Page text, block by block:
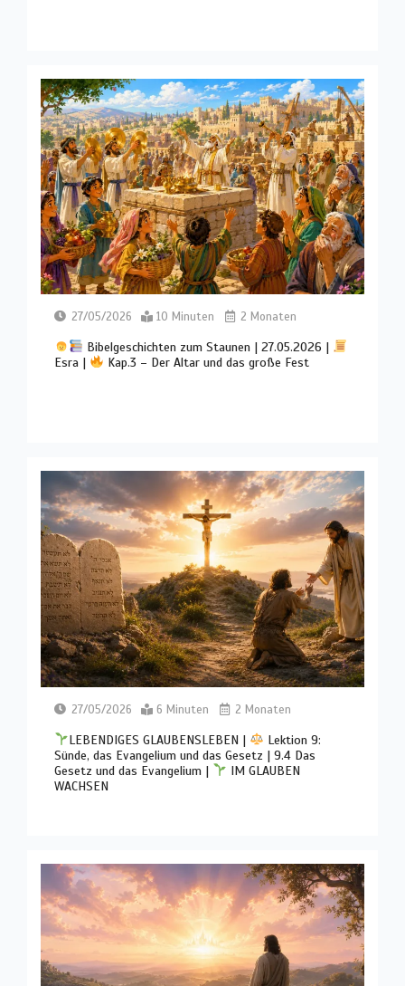
27/05/2026 10 Minuten 2 Monaten
Bibelgeschichten zum Staunen | 27.05.2026 |
Esra |
Kap.3 – Der Altar und das große Fest
27/05/2026 6 Minuten 2 Monaten
LEBENDIGES GLAUBENSLEBEN |
Lektion 9:
Sünde, das Evangelium und das Gesetz | 9.4 Das
Gesetz und das Evangelium |
IM GLAUBEN
WACHSEN